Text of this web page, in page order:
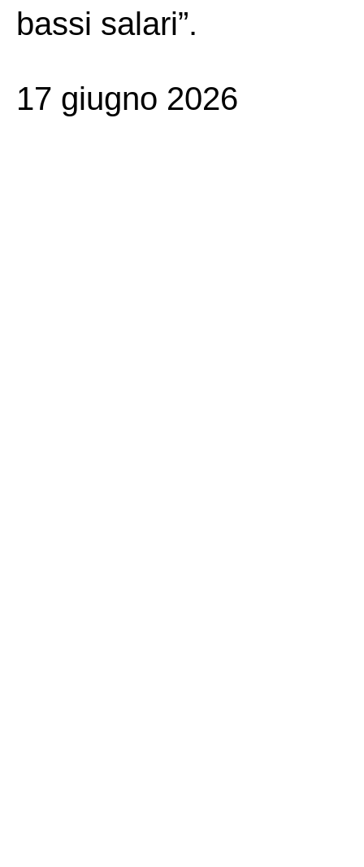
bassi salari”.
17 giugno 2026